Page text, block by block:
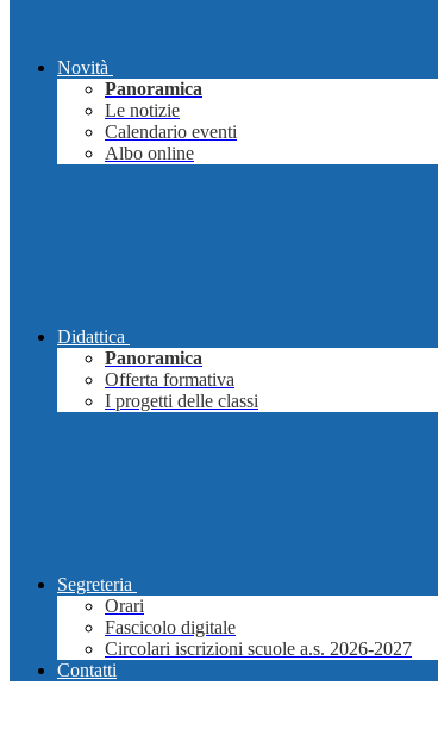
Novità
Panoramica
Le notizie
Calendario eventi
Albo online
Didattica
Panoramica
Offerta formativa
I progetti delle classi
Segreteria
Orari
Fascicolo digitale
Circolari iscrizioni scuole a.s. 2026-2027
Contatti